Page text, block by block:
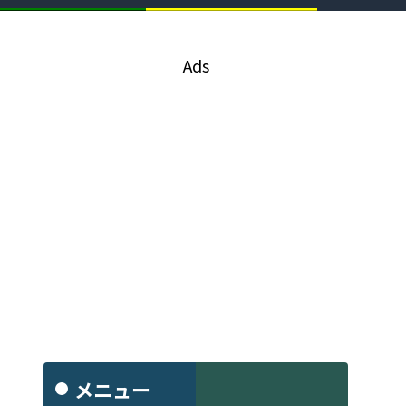
Ads
メニュー